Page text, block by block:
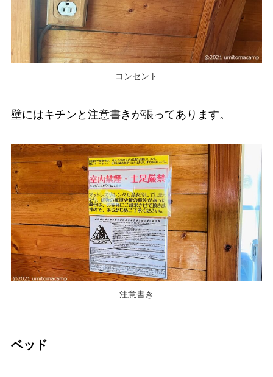
コンセント
壁にはキチンと注意書きが張ってあります。
注意書き
ベッド